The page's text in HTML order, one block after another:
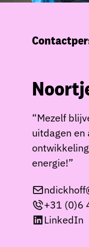
“Mezelf
uitdagen en
energie!”
+31 (0)6
LinkedIn